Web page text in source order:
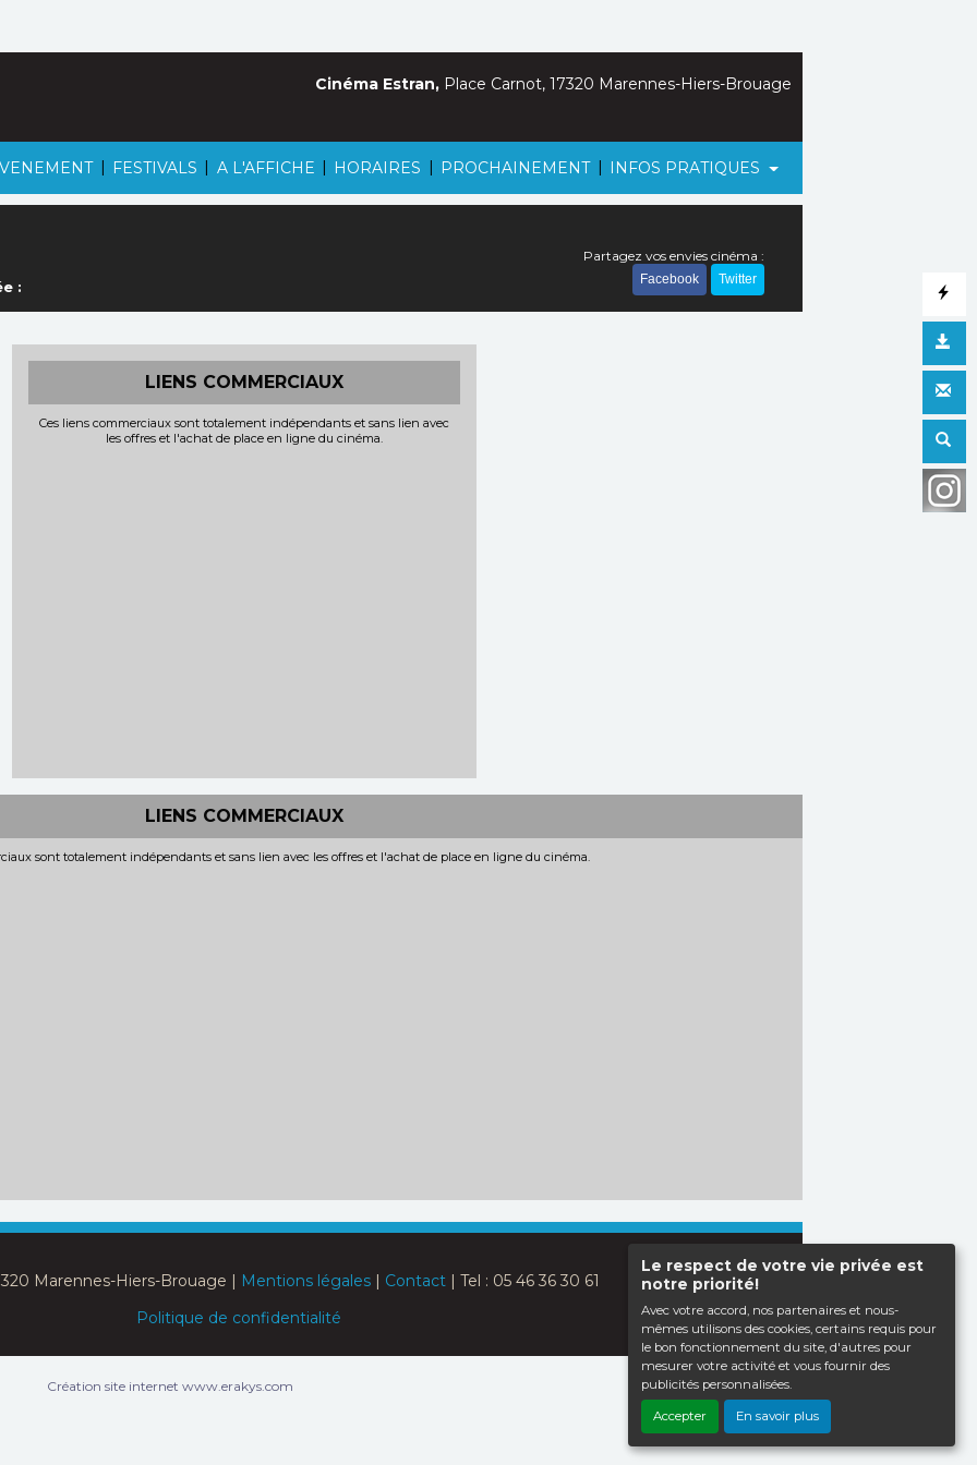
Le respect de votre vie privée est
notre priorité!
Avec votre accord, nos partenaires et nous-
mêmes utilisons des cookies, certains requis pour
le bon fonctionnement du site, d'autres pour
mesurer votre activité et vous fournir des
publicités personnalisées.
Accepter En savoir plus
| FESTIVALS | A L'AFFICHE | HORAIRES | PROCHAINEMENT | INFOS PRATIQUES
Cinéma Estran, Place Carnot, 17320 Marennes-Hiers-Brouage
:
Partagez vos envies cinéma :
Facebook Twitter
LIENS COMMERCIAUX
Ces liens commerciaux sont totalement indépendants et sans lien avec
les offres et l'achat de place en ligne du cinéma.
LIENS COMMERCIAUX
sont totalement indépendants et sans lien avec les offres et l'achat de place en ligne du cinéma.
Marennes-Hiers-Brouage | Mentions légales| Contact| Tel : 05 46 36 30 61
Politique de confidentialité
Haut de page
Création site internet www.erakys.com